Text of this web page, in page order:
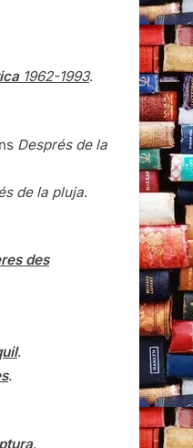
1962-1993.
Després de la
de la pluja.
des
.
.
.